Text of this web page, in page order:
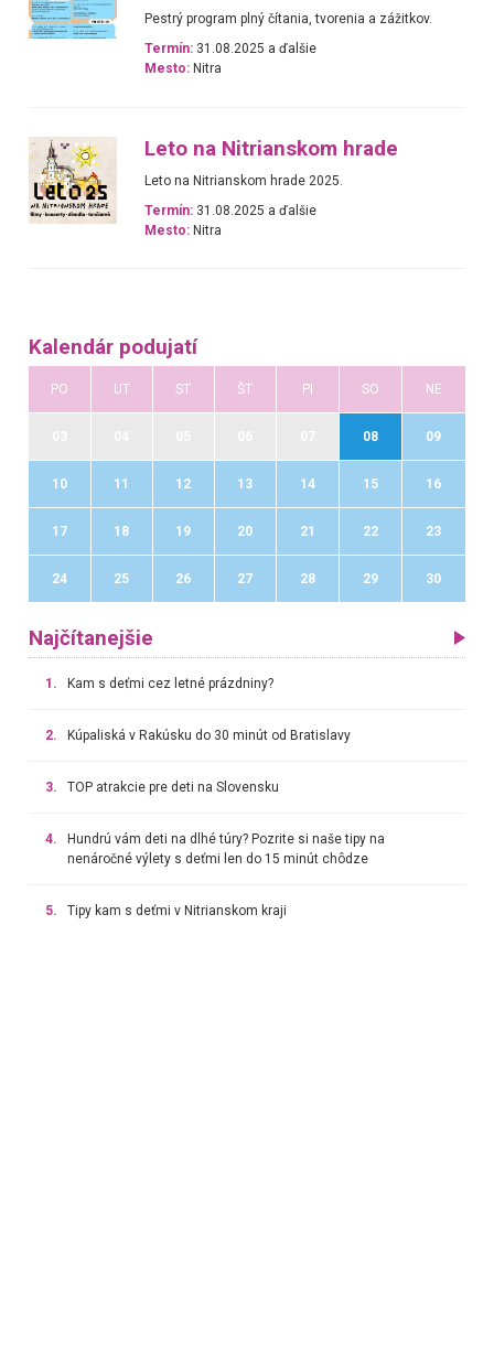
Pestrý program plný čítania, tvorenia a zážitkov.
Termín: 31.08.2025 a ďalšie
Mesto: Nitra
Leto na Nitrianskom hrade
Leto na Nitrianskom hrade 2025.
Termín: 31.08.2025 a ďalšie
Mesto: Nitra
Kalendár podujatí
PO UT ST ŠT PI SO NE
08 09
10 11 12 13 14 15 16
17 18 19 20 21 22 23
24 25 26 27 28 29 30
Najčítanejšie
1. Kam s deťmi cez letné prázdniny?
2. Kúpaliská v Rakúsku do 30 minút od Bratislavy
3. TOP atrakcie pre deti na Slovensku
4.
Hundrú vám deti na dlhé túry? Pozrite si naše tipy na
nenáročné výlety s deťmi len do 15 minút chôdze
5. Tipy kam s deťmi v Nitrianskom kraji